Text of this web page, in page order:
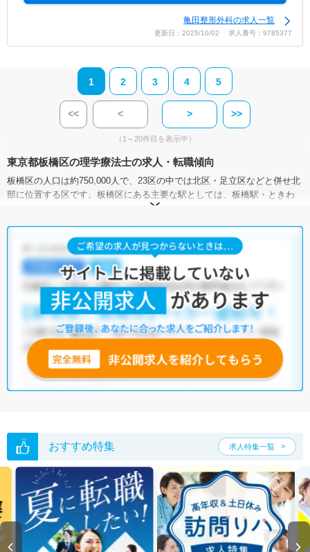
亀田整形外科の求人一覧
更新日：2025/10/02 求人番号：9785377
1 2 3 4 5
<< < > >>
（1～20件目を表示中）
東京都板橋区の理学療法士の求人・転職傾向
板橋区の人口は約750,000人で、23区の中では北区・足立区などと併せ北
部に位置する区です。板橋区にある主要な駅としては、板橋駅・ときわ
台駅・東武練馬駅・志村三丁目駅などが挙げられます。板橋区で働く理
学療法士として働いている方の平均年収は451.4万円、有効求人倍率は
6.91倍なので、一つの参考としてみてください。（ただし、年収データは
作業療法士・言語聴覚士・視能訓練士を含む統計値です）マイナビコメ
ディカルには、【駅から徒歩5分以内】【駅から徒歩10分以内】【住宅手
当・補助】など、充実した作業療法士の求人がそろっています。板橋区
においては、回復期病院やクリニック、訪問看護ステーション、介護老
人保健施設などの求人が多くあるので、自分に合った職場が見つかりや
すいでしょう。さらに、マイナビコメディカルでは、限定求人や非公開
求人のご紹介も可能です。ぜひご活用ください。
※各種数字情報は2023年2月 マイナビ調べによる
転職支援サービス
う求人を提案させていただきます。
板橋区の理学療法士求人では以下のような条件が人気です。
土日祝休・積極採用中・新卒OK・正社員(正職員)・病院・
クリニック・介護福祉施設・訪問リハビリ(在宅医療)・
小児リハビ
・保育園・ その他
他の条件でも人気の求人がございますので、「こだわり条件」から検索
おすすめ特集 求人特集一覧